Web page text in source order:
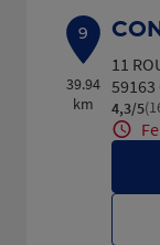
9
39.94
km
11
59163
4,3/5